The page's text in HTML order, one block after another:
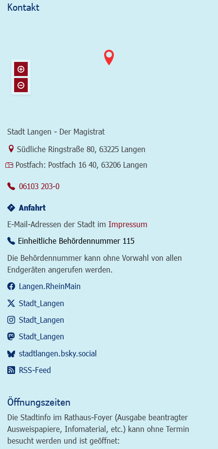
Kontakt
Stadt Langen - Der Magistrat
Link zur Google-Maps Navigation
Südliche Ringstraße 80 63225 Langen
Postfach: Postfach 16 40, 63206 Langen
06103 203-0
Anfahrt
E-Mail-Adressen der Stadt im Impressum
Einheitliche Behördennummer 115
Die Behördennummer kann ohne Vorwahl von allen
Endgeräten angerufen werden.
Langen.RheinMain
Stadt_Langen
Stadt_Langen
Stadt_Langen
stadtlangen.bsky.social
RSS-Feed
Öffnungszeiten
Die Stadtinfo im Rathaus-Foyer (Ausgabe beantragter
Ausweispapiere, Infomaterial, etc.) kann ohne Termin
besucht werden und ist geöffnet: